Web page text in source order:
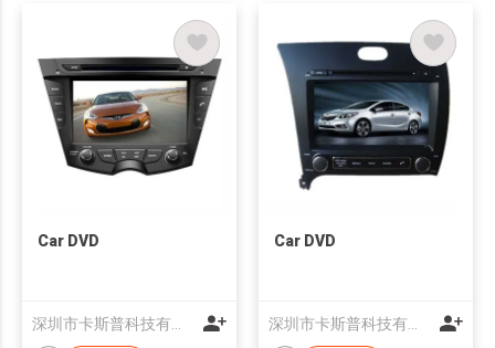
Car DVD
深圳市卡斯普科技有限公司
Car DVD
深圳市卡斯普科技有限公司